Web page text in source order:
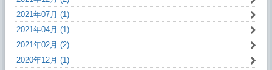
2021年07月 (1)
2021年04月 (1)
2021年02月 (2)
2020年12月 (1)